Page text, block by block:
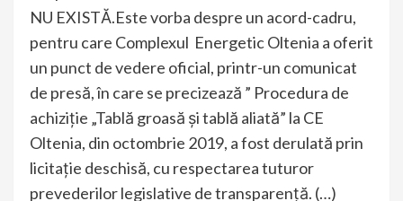
NU EXISTĂ.Este vorba despre un acord-cadru,
pentru care Complexul Energetic Oltenia a oferit
un punct de vedere oficial, printr-un comunicat
de presă, în care se precizează ” Procedura de
achiziție „Tablă groasă și tablă aliată” la CE
Oltenia, din octombrie 2019, a fost derulată prin
licitație deschisă, cu respectarea tuturor
prevederilor legislative de transparență. (…)